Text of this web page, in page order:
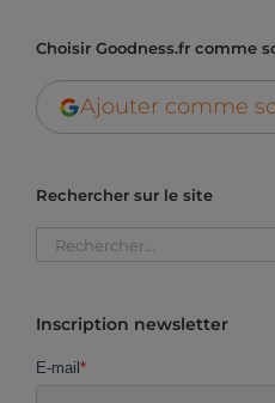
Choisir Goodness.fr comme
Ajouter comme
Rechercher sur le site
Rechercher:
Inscription newsletter